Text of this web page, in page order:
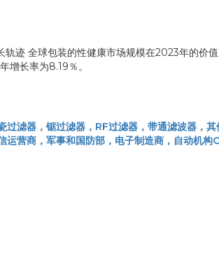
轨迹 全球包装的性健康市场规模在2023年的价
增长率为8.19％。
过滤器，锯过滤器，RF过滤器，带通滤波器，
运营商，军事和国防部，电子制造商，自动